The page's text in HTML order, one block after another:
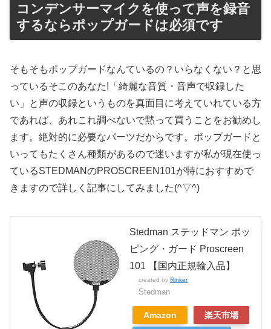
コンデンサーマイクを使って声を録音
するならポップガードは必須です
そもそもポップガードなんているの？いらなくない？と思
っているそこのあなた!「綺麗な音質・音声で収録した
い」と声の収録というものを真面目に考えていれている方
であれば、あれこれ調べないで黙って買うことをお勧めし
ます。絶対的に必要なパーツだからです。ポップガードと
いってもたくさん種類があるので迷いますが私が現在使っ
ているSTEDMANのPROSCREEN101が特におすすめで
きますので詳しく記事にしてみました(^▽^)
Stedman ステッドマン ポッ
ピング・ガード Proscreen
101 【国内正規輸入品】
created by Rinker
Stedman
Amazon 楽天市場